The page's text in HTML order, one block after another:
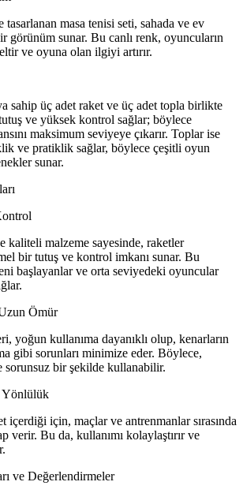
tasarlanan masa tenisi seti, sahada ve ev
görünüm sunar. Bu canlı renk, oyuncuların
ve oyuna olan ilgiyi artırır.
sahip üç adet raket ve üç adet topla birlikte
ve yüksek kontrol sağlar; böylece
maksimum seviyeye çıkarır. Toplar ise
ve pratiklik sağlar, böylece çeşitli oyun
sunar.
kaliteli malzeme sayesinde, raketler
bir tutuş ve kontrol imkanı sunar. Bu
başlayanlar ve orta seviyedeki oyuncular
Ömür
yoğun kullanıma dayanıklı olup, kenarların
gibi sorunları minimize eder. Böylece,
sorunsuz bir şekilde kullanabilir.
Yönlülük
içerdiği için, maçlar ve antrenmanlar sırasında
verir. Bu da, kullanımı kolaylaştırır ve
ve Değerlendirmeler